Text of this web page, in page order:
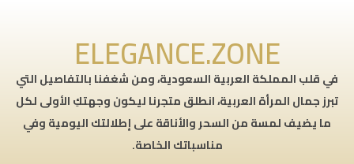
ELEGANCE.ZONE
في قلب المملكة العربية السعودية، ومن شغفنا بالتفاصيل التي
تبرز جمال المرأة العربية، انطلق متجرنا ليكون وجهتكِ الأولى لكل
ما يضيف لمسة من السحر والأناقة على إطلالتك اليومية وفي
مناسباتك الخاصة.